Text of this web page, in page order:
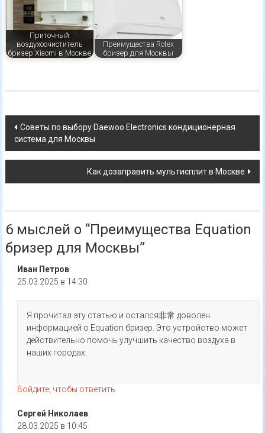
Приточный
воздухоочиститель
бризер Xiaomi в Москве
Преимущества Rotex
бризер для Москвы
Навигация
по
Советы по выбору Daewoo Electronics кондиционерная
система для Москвы
Как дозаправить мультисплит в Москве
6 мыслей о “Преимущества Equation
бризер для Москвы”
Иван Петров:
25.03.2025 в 14:30
Я прочитал эту статью и остался非常 доволен
информацией о Equation бризер. Это устройство может
действительно помочь улучшить качество воздуха в
наших городах.
Войдите, чтобы ответить
Сергей Николаев:
28.03.2025 в 10:45